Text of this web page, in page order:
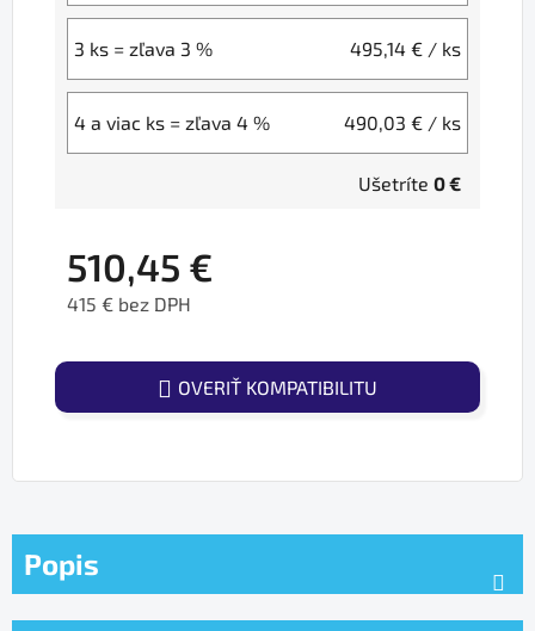
3 ks = zľava 3 % 495,14 € / ks
4 a viac ks = zľava 4 % 490,03 € / ks
Ušetríte 0 €
510,45 €
415 € bez DPH
OVERIŤ KOMPATIBILITU
Popis